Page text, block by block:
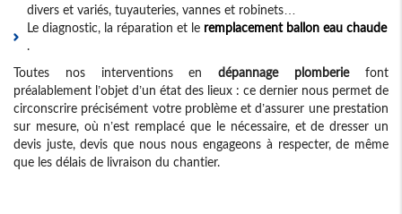
divers et variés, tuyauteries, vannes et robinets…
Le diagnostic, la réparation et le remplacement ballon eau chaude
.
Toutes nos interventions endépannage plomberiefont
préalablement l’objet d’un état des lieux : ce dernier nous permet de
circonscrire précisément votre problème et d’assurer une prestation
sur mesure, où n’est remplacé que le nécessaire, et de dresser un
devis juste, devis que nous nous engageons à respecter, de même
que les délais de livraison du chantier.